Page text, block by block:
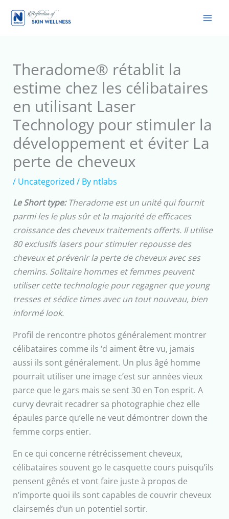
Theradome® rétablit la
estime chez les célibataires
en utilisant Laser
Technology pour stimuler la
développement et éviter La
perte de cheveux
/ Uncategorized / By ntlabs
Le Short type: Theradome est un unité qui fournit
parmi les le plus sûr et la majorité de efficaces
croissance des cheveux traitements offerts. Il utilise
80 exclusifs lasers pour stimuler repousse des
cheveux et prévenir la perte de cheveux avec ses
chemins. Solitaire hommes et femmes peuvent
utiliser cette technologie pour regagner que young
tresses et sédice times avec un tout nouveau, bien
informé look.
Profil de rencontre photos généralement montrer
célibataires comme ils ‘d aiment être vu, jamais
aussi ils sont généralement. Un plus âgé homme
pourrait utiliser une image c’est sur années vieux
parce que le gars mais se sent 30 en Ton esprit. A
curvy devrait recadrer sa photographie chez elle
épaules parce qu’elle ne veut démontrer down the
femme corps entier.
En ce qui concerne rétrécissement cheveux,
célibataires souvent go le casquette cours puisqu’ils
pensent gênés et vont faire juste à propos de
n’importe quoi ils sont capables de couvrir cheveux
clairsemés d’un un potentiel sortir.